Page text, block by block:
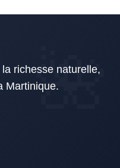
richesse naturelle,
Martinique.